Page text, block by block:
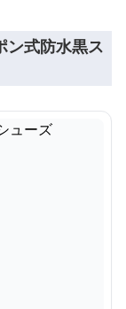
ン式防水黒ス